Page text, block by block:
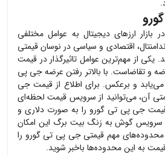
در بازار ارزهای دیجیتال به عوامل مختلفی
اقتصادی و سیاسی در نوسان قیمتی
یکی از مهم‌ترین عوامل تاثیرگذار در قیمت
و تقاضاست. با بالاتر رفتن عرضهجی پی
و برعکس. برای اطلاع از قیمت جی
آن، می‌توانید از سرویس قیمت لحظه‌ای
جی پی تی گورو را به صورت دلاری و
سرویس گوش به زنگ بیت برگ این امکان
محدوده‌های مهم قیمتیجی پی تی گورو را
به این محدوده‌ها باخبر شوید.